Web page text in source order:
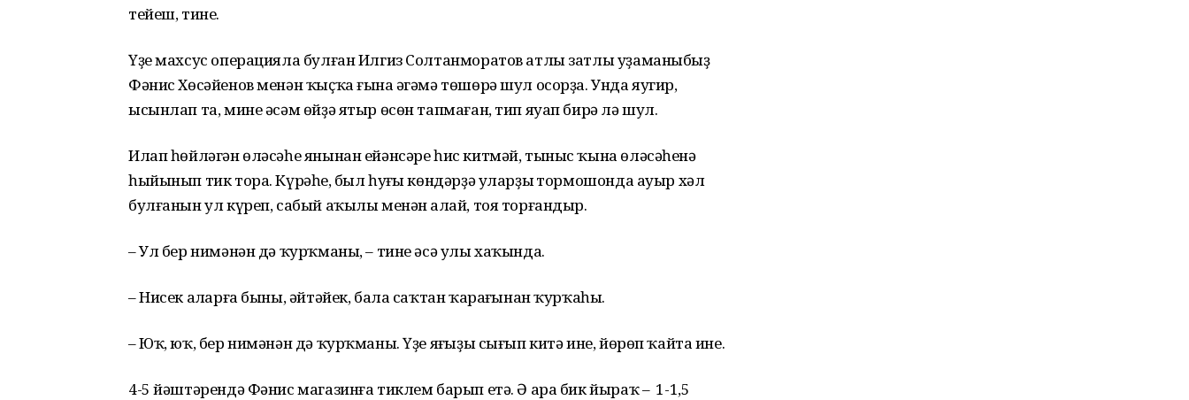
тейеш, тине.
Үҙе махсус операцияла булған Илгиз Солтанморатов атлы затлы уҙаманыбыҙ
Фәнис Хөсәйенов менән ҡыҫҡа ғына әңгәмә төшөрә шул осорҙа. Унда яугир,
ысынлап та, мине әсәм өйҙә ятыр өсөн тапмаған, тип яуап бирә лә шул.
Илап һөйләгән өләсәһе янынан ейәнсәре һис китмәй, тыныс ҡына өләсәһенә
һыйынып тик тора. Күрәһең, был һуңғы көндәрҙә уларҙың тормошонда ауыр хәл
булғанын ул күреп, сабый аҡылы менән аңлай, тоя торғандыр.
– Ул бер нимәнән дә ҡурҡманы, – тине әсә улы хаҡында.
– Нисек аңларға быны, әйтәйек, бала саҡтан ҡараңғынан ҡурҡаһың.
– Юҡ, юҡ, бер нимәнән дә ҡурҡманы. Үҙе яңғыҙы сығып китә ине, йөрөп ҡайта ине.
4-5 йәштәрендә Фәнис магазинға тиклем барып етә. Ә ара бик йыраҡ – 1-1,5